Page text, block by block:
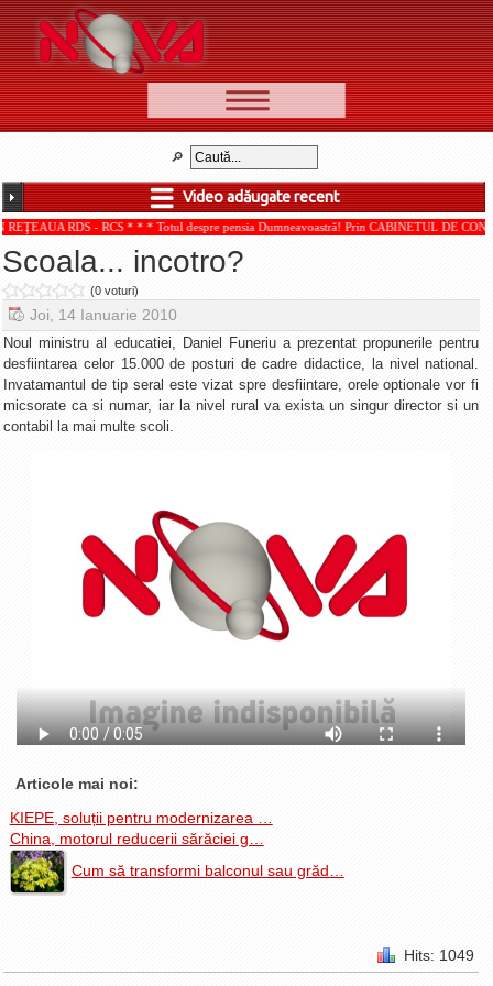
📰 Ştiri
🆕 Cele mai noi
Ştirile Nova TV
Poveşti din Braşov
Punct şi de la capăt
Faţă în faţă
Punctul pe I
BV-01-ADE
Subiecte grele
Dialoguri cu Ghişe
Bucuria Credinţei
Zona Neutră
Contact
Video adăugate recent
RDS - RCS * * * Totul despre pensia Dumneavoastră! Prin CABINETUL DE
Scoala... incotro?
(0 voturi)
Joi, 14 Ianuarie 2010
Noul ministru al educatiei, Daniel Funeriu a prezentat propunerile pentru
desfiintarea celor 15.000 de posturi de cadre didactice, la nivel national.
Invatamantul de tip seral este vizat spre desfiintare, orele optionale vor fi
micsorate ca si numar, iar la nivel rural va exista un singur director si un
contabil la mai multe scoli.
Articole mai noi:
KIEPE, soluții pentru modernizarea …
China, motorul reducerii sărăciei g…
Cum să transformi balconul sau grăd…
Hits: 1049